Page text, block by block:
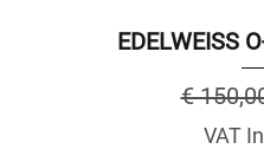
EDELWEISS
€
VAT